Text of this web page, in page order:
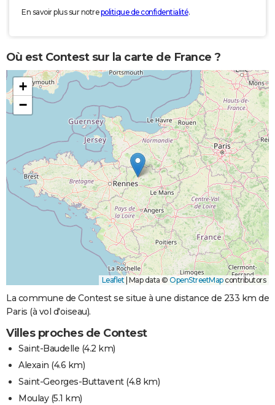
En savoir plus sur notrepolitique de confidentialité.
Où est Contest sur la carte de France ?
+
−
Leaflet Map data © OpenStreetMapcontributors
La commune de Contest se situe à une distance de 233 km de
Paris (à vol d'oiseau).
Villes proches de Contest
Saint-Baudelle (4.2 km)
Alexain (4.6 km)
Saint-Georges-Buttavent(4.8 km)
Moulay(5.1 km)